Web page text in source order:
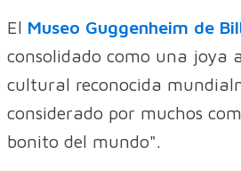
El Museo Guggenheim de
consolidado como una joya
cultural reconocida
considerado por muchos
bonito del mundo".